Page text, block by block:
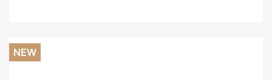
NEW